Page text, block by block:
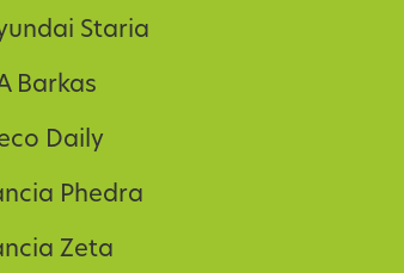
Staria
Barkas
Daily
Phedra
Zeta